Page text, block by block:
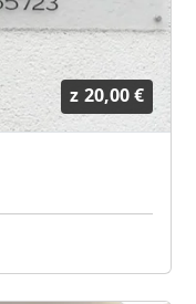
z 20,00 €